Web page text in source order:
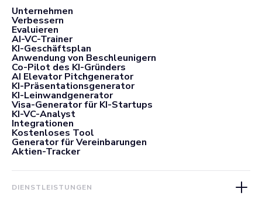
Unternehmen
Verbessern
Evaluieren
AI-VC-Trainer
KI-Geschäftsplan
Anwendung von Beschleunigern
Co-Pilot des KI-Gründers
AI Elevator Pitchgenerator
KI-Präsentationsgenerator
KI-Leinwandgenerator
Visa-Generator für KI-Startups
KI-VC-Analyst
Integrationen
Kostenloses Tool
Generator für Vereinbarungen
Aktien-Tracker
DIENSTLEISTUNGEN